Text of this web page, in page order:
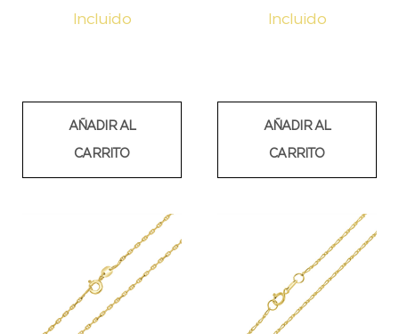
Incluido
AÑADIR AL
CARRITO
Incluido
AÑADIR AL
CARRITO